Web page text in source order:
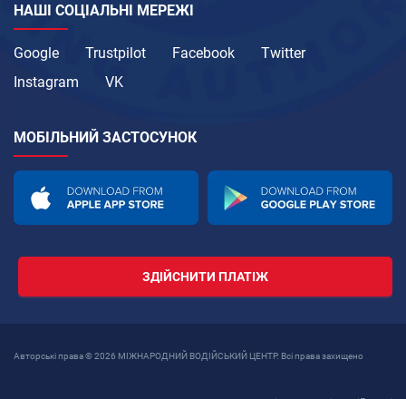
НАШІ СОЦІАЛЬНІ МЕРЕЖІ
Google Trustpilot Facebook
Twitter
Instagram
VK
МОБІЛЬНИЙ ЗАСТОСУНОК
ЗДІЙСНИТИ ПЛАТІЖ
Авторські права © 2026 МІЖНАРОДНИЙ ВОДІЙСЬКИЙ ЦЕНТР. Всі права захищено